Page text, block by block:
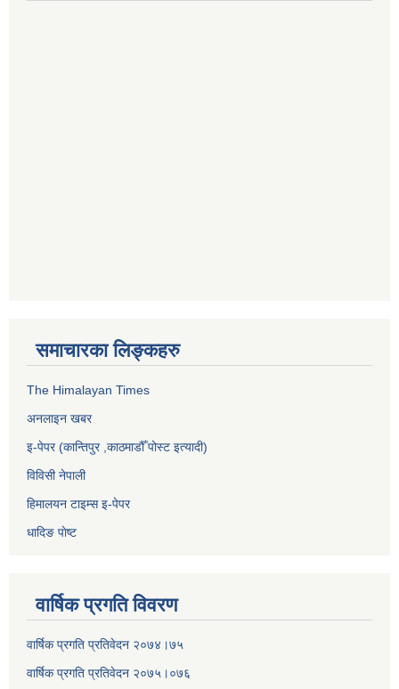
समाचारका लिङ्कहरु
The Himalayan Times
अनलाइन खबर
इ-पेपर (कान्तिपुर ,काठमाडौँ पोस्ट इत्यादी)
विविसी नेपाली
हिमालयन टाइम्स इ-पेपर
धादिङ पाेष्ट
वार्षिक प्रगति विवरण
वार्षिक प्रगति प्रतिवेदन २०७४।७५
वार्षिक प्रगति प्रतिवेदन २०७५।०७६